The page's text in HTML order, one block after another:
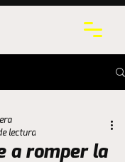
a romper la
lectura